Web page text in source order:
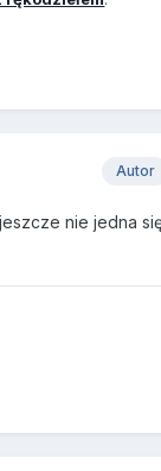
Autor
nie jedna